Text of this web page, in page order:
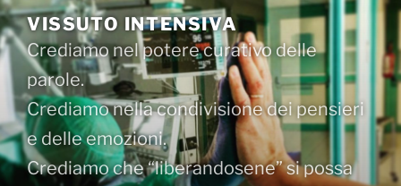
Salta
al
contenuto
VISSUTO INTENSIVA
Crediamo nel potere curativo delle
parole.
Crediamo nella condivisione dei pensieri
e delle emozioni.
Crediamo che “liberandosene” si possa